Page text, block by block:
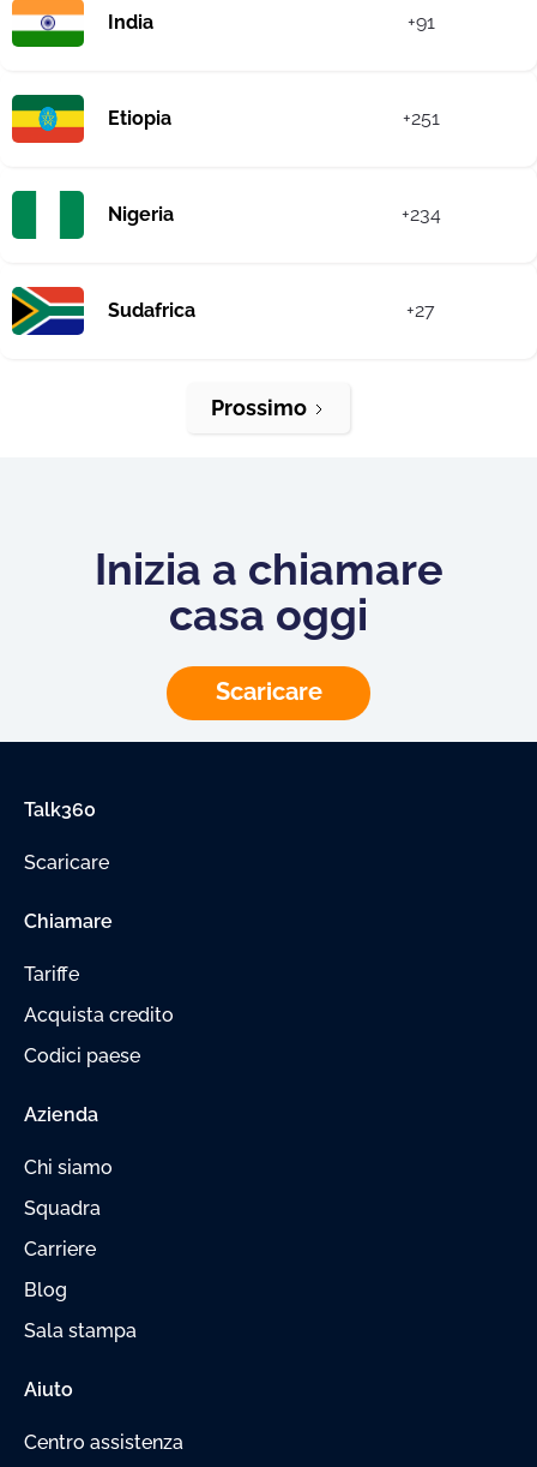
India +91
Etiopia +251
Nigeria +234
Sudafrica +27
Prossimo
Inizia a chiamare
casa oggi
Scaricare
Talk360
Scaricare
Chiamare
Tariffe
Acquista credito
Codici paese
Azienda
Chi siamo
Squadra
Carriere
Blog
Sala stampa
Aiuto
Centro assistenza